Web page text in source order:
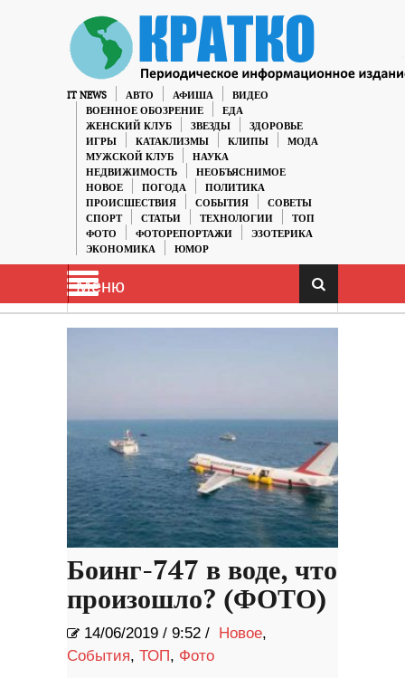
IT NEWS АВТО АФИША
ВИДЕО
ВОЕННОЕ ОБОЗРЕНИЕ
ЕДА
ЖЕНСКИЙ КЛУБ
ЗВЕЗДЫ
ЗДОРОВЬЕ
ИГРЫ
КАТАКЛИЗМЫ КЛИПЫ
МОДА
МУЖСКОЙ КЛУБ
НАУКА
НЕДВИЖИМОСТЬ
НЕОБЪЯСНИМОЕ
НОВОЕ
ПОГОДА
ПОЛИТИКА
ПРОИСШЕСТВИЯ
СОБЫТИЯ
СОВЕТЫ
СПОРТ
СТАТЬИ ТЕХНОЛОГИИ
ТОП
ФОТО
ФОТОРЕПОРТАЖИ
ЭЗОТЕРИКА
ЭКОНОМИКА
ЮМОР
Меню
Боинг-747 в воде, что
произошло? (ФОТО)
14/06/2019 / 9:52 / Новое,
События, ТОП, Фото